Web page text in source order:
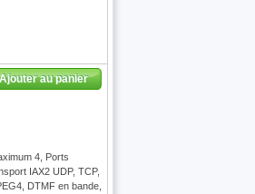
au panier
4, Ports
IAX2 UDP, TCP,
DTMF en bande,